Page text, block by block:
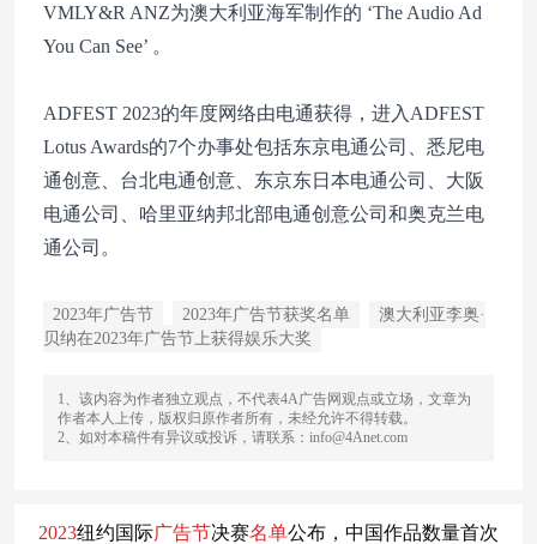
VMLY&R ANZ为澳大利亚海军制作的 ‘The Audio Ad
You Can See’ 。
ADFEST 2023的年度网络由电通获得，进入ADFEST
Lotus Awards的7个办事处包括东京电通公司、悉尼电
通创意、台北电通创意、东京东日本电通公司、大阪
电通公司、哈里亚纳邦北部电通创意公司和奥克兰电
通公司。
2023年广告节 2023年广告节获奖名单
澳大利亚李奥·
贝纳在2023年广告节上获得娱乐大奖
1、该内容为作者独立观点，不代表4A广告网观点或立场，文章为
作者本人上传，版权归原作者所有，未经允许不得转载。
2、如对本稿件有异议或投诉，请联系：info@4Anet.com
2023纽约国际广告节决赛名单公布，中国作品数量首次